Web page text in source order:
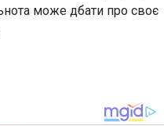
може дбати про своє